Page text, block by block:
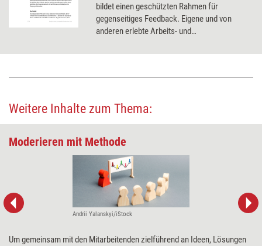
bildet einen geschützten Rahmen für
gegenseitiges Feedback. Eigene und von
anderen erlebte Arbeits- und
anderen Licht.
Weitere Inhalte zum Thema:
Moderieren mit Methode
Andrii Yalanskyi/iStock
Um gemeinsam mit den Mitarbeitenden zielführend an Ideen, Lösungen